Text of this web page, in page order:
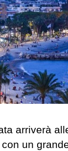
arriverà
un